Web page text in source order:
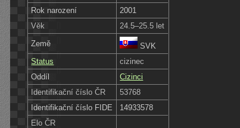
Rok narození
2001
Věk
24.5–25.5 let
Země
SVK
Status
cizinec
Oddíl
Cizinci
Identifikační číslo ČR
53768
Identifikační číslo FIDE
14933578
Elo ČR